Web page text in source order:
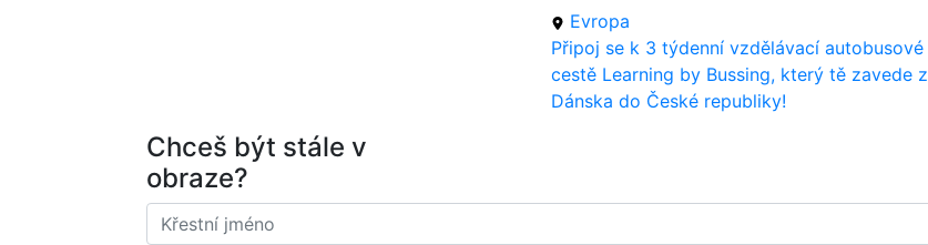
Evropa
Připoj se k 3 týdenní vzdělávací autobusové
cestě Learning by Bussing, který tě zavede z
Dánska do České republiky!
Chceš být stále v
obraze?